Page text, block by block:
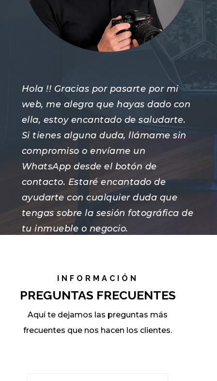
Hola !! Gracias por pasarte por mi
web, me alegra que hayas dado con
ella, estoy encantado de saludarte.
Si tienes alguna duda, llámame sin
compromiso o envíame un
WhatsApp desde el botón de
contacto. Estaré encantado de
ayudarte con cualquier duda que
tengas sobre la sesión fotográfica de
tu inmueble o negocio.
INFORMACIÓN
PREGUNTAS FRECUENTES
Aquí te dejamos las preguntas más
frecuentes que nos hacen los clientes.